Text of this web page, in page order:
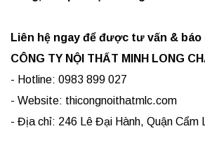
Liên hệ ngay để được tư vấn & báo
CÔNG TY NỘI THẤT MINH LONG
- Hotline: 0983 899 027
- Website: thicongnoithatmlc.com
- Địa chỉ: 246 Lê Đại Hành, Quận Cẩm